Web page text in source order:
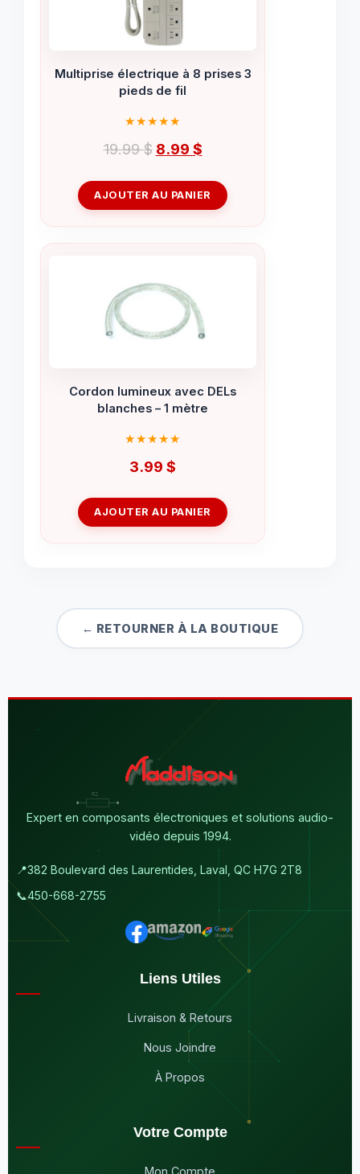
Multiprise électrique à 8 prises 3
pieds de fil
19.99$ Le
initial
19.99 $.
8.99 $Le
actuel
8.99 $.
AJOUTER AU PANIER
Cordon lumineux avec DELs
blanches – 1 mètre
3.99 $
AJOUTER AU PANIER
← RETOURNER À LA BOUTIQUE
Expert en composants électroniques et solutions audio-
vidéo depuis 1994.
📍382 Boulevard des Laurentides, Laval, QC H7G 2T8
📞450-668-2755
Liens Utiles
Livraison & Retours
Nous Joindre
À Propos
Votre Compte